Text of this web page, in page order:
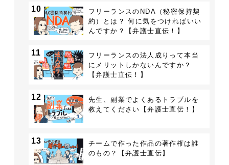
10
フリーランスのNDA（秘密保持契
約）とは？ 何に気をつければいい
んですか？【弁護士直伝！】
11
フリーランスの法人成りって本当
にメリットしかないんですか？
【弁護士直伝！】
12
先生、副業でよくあるトラブルを
教えてください【弁護士直伝！】
13
チームで作った作品の著作権は誰
のもの？【弁護士直伝】